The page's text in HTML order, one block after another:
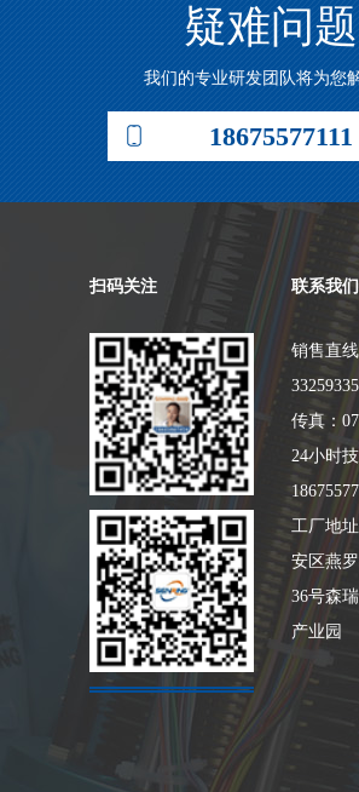
疑难问题
我们的专业研发团队将为您
18675577111
扫码关注 联系我们
销售直
33259335
传真：
24小时
工厂地
安区燕
36号森
产业园